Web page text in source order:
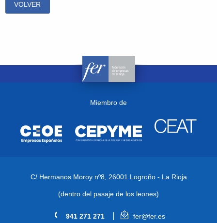
VOLVER
Miembro de
C/ Hermanos Moroy nº8, 26001 Logroño - La Rioja
(dentro del pasaje de los leones)
941 271 271 fer@fer.es